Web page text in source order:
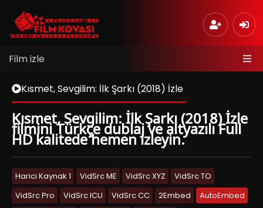
Film izle
Kısmet, Sevgilim: İlk Şarkı (2018) İzle
Kısmet, Sevgilim: İlk Şarkı (2018) İzle
filmini Türkçe dublaj ve altyazılı Full
HD kalitede hemen izleyin.
Harici Kaynak 1 VidSrc ME VidSrc XYZ
VidSrc TO
VidSrc Pro
VidSrc ICU VidSrc CC 2Embed
AutoEmbed